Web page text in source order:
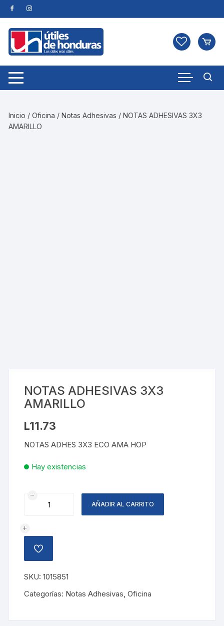
Skip
to
content
Inicio /Oficina /Notas Adhesivas / NOTAS ADHESIVAS 3X3
AMARILLO
NOTAS ADHESIVAS 3X3
AMARILLO
L11.73
NOTAS ADHES 3X3 ECO AMA HOP
Hay existencias
NOTAS
ADHESIVAS
AMARILLO
cantidad
AÑADIR AL CARRITO
AÑADIR
A
LISTA
DE
DESEOS
SKU:1015851
Categorías: Notas Adhesivas,Oficina